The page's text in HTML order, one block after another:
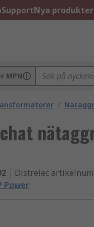
SupportNya produkter
MPN
/
Distrelec
Power